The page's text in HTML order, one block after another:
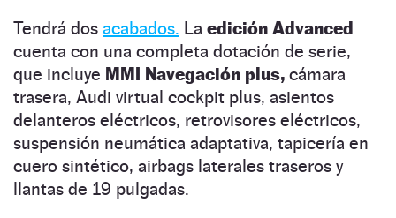
Tendrá dos acabados. La edición Advanced
cuenta con una completa dotación de serie,
que incluye MMI Navegación plus, cámara
trasera, Audi virtual cockpit plus, asientos
delanteros eléctricos, retrovisores eléctricos,
suspensión neumática adaptativa, tapicería en
cuero sintético, airbags laterales traseros y
llantas de 19 pulgadas.